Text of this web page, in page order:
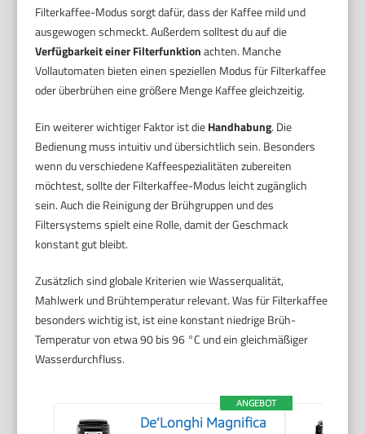
Filterkaffee-Modus sorgt dafür, dass der Kaffee mild und
ausgewogen schmeckt. Außerdem solltest du auf die
Verfügbarkeit einer Filterfunktionachten. Manche
Vollautomaten bieten einen speziellen Modus für Filterkaffee
oder überbrühen eine größere Menge Kaffee gleichzeitig.
Ein weiterer wichtiger Faktor ist dieHandhabung. Die
Bedienung muss intuitiv und übersichtlich sein. Besonders
wenn du verschiedene Kaffeespezialitäten zubereiten
möchtest, sollte der Filterkaffee-Modus leicht zugänglich
sein. Auch die Reinigung der Brühgruppen und des
Filtersystems spielt eine Rolle, damit der Geschmack
konstant gut bleibt.
Zusätzlich sind globale Kriterien wie Wasserqualität,
Mahlwerk und Brühtemperatur relevant. Was für Filterkaffee
besonders wichtig ist, ist eine konstant niedrige Brüh-
Temperatur von etwa 90 bis 96 °C und ein gleichmäßiger
Wasserdurchfluss.
ANGEBOT
De’Longhi Magnifica